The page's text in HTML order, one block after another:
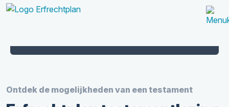
Ontdek de mogelijkheden van een testament